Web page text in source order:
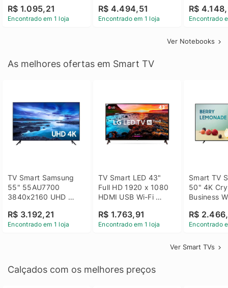
Linux 14 - 3002181
R$ 1.095,21
Encontrado em 1 loja
GTX 1650 4GB 15.6
FHD Linux - Preto
R$ 4.494,51
Encontrado em 1 loja
SSD Win
R$
Encontrado
Ver Notebooks
As melhores ofertas em Smart TV
TV Smart Samsung
55" 55AU7700
3840x2160 UHD
Bluetooth
R$ 3.192,21
Encontrado em 1 loja
TV Smart LED 43"
Full HD 1920 x 1080
HDMI USB Wi-Fi
43LM631C0SB LG
R$ 1.763,91
Encontrado em 1 loja
Smart TV
50" 4K
Business
R$
Encontrado
Ver Smart TVs
Calçados com os melhores preços